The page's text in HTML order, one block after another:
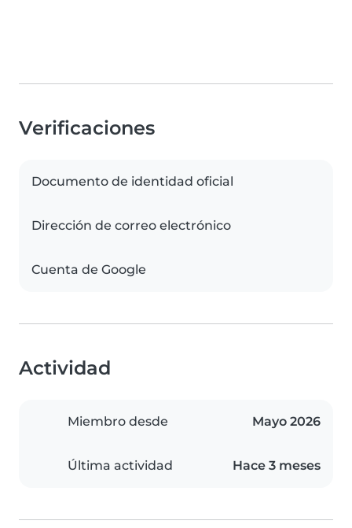
Verificaciones
Documento de identidad oficial
Dirección de correo electrónico
Cuenta de Google
Actividad
Miembro desde Mayo 2026
Última actividad Hace 3 meses